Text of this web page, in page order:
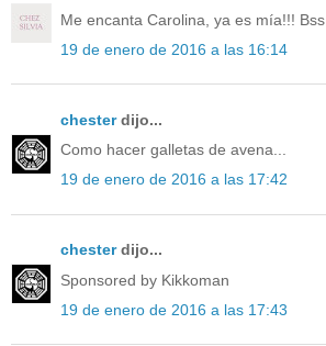
Me encanta Carolina, ya es mía!!! Bss
19 de enero de 2016 a las 16:14
chesterdijo...
Como hacer galletas de avena...
19 de enero de 2016 a las 17:42
chesterdijo...
Sponsored by Kikkoman
19 de enero de 2016 a las 17:43